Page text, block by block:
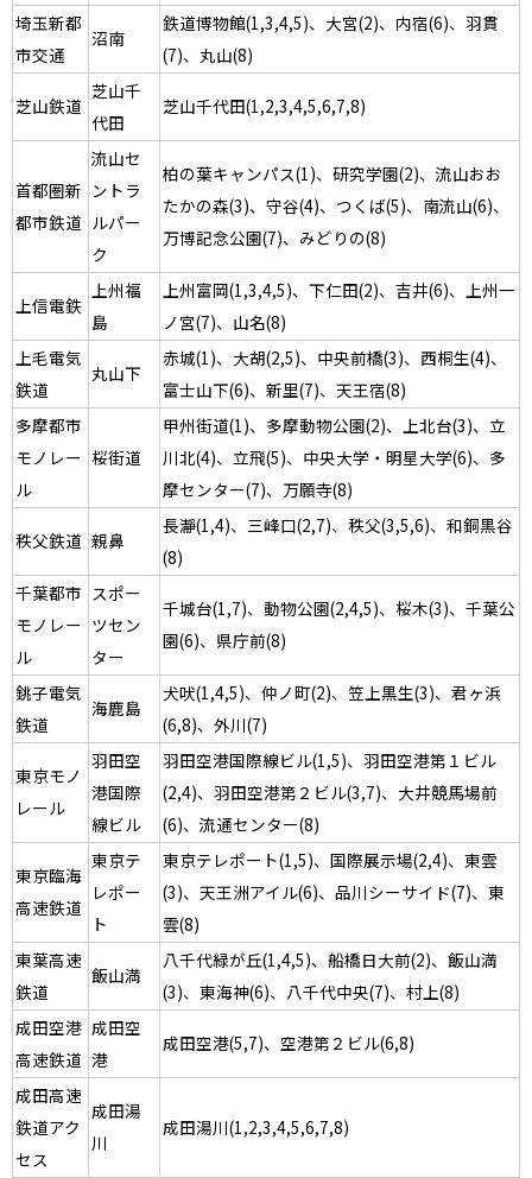
埼玉新都
市交通
沼南
鉄道博物館(1,3,4,5)、大宮(2)、内宿(6)、羽貫
(7)、丸山(8)
芝山鉄道
芝山千
代田
芝山千代田(1,2,3,4,5,6,7,8)
首都圏新
都市鉄道
流山セ
ントラ
ルパー
ク
柏の葉キャンパス(1)、研究学園(2)、流山おお
たかの森(3)、守谷(4)、つくば(5)、南流山(6)、
万博記念公園(7)、みどりの(8)
上信電鉄
上州福
島
上州富岡(1,3,4,5)、下仁田(2)、吉井(6)、上州一
ノ宮(7)、山名(8)
上毛電気
鉄道
丸山下
赤城(1)、大胡(2,5)、中央前橋(3)、西桐生(4)、
富士山下(6)、新里(7)、天王宿(8)
多摩都市
モノレー
ル
桜街道
甲州街道(1)、多摩動物公園(2)、上北台(3)、立
川北(4)、立飛(5)、中央大学・明星大学(6)、多
摩センター(7)、万願寺(8)
秩父鉄道 親鼻
長瀞(1,4)、三峰口(2,7)、秩父(3,5,6)、和銅黒谷
(8)
千葉都市
モノレー
ル
スポー
ツセン
ター
千城台(1,7)、動物公園(2,4,5)、桜木(3)、千葉公
園(6)、県庁前(8)
銚子電気
鉄道
海鹿島
犬吠(1,4,5)、仲ノ町(2)、笠上黒生(3)、君ヶ浜
(6,8)、外川(7)
東京モノ
レール
羽田空
港国際
線ビル
羽田空港国際線ビル(1,5)、羽田空港第１ビル
(2,4)、羽田空港第２ビル(3,7)、大井競馬場前
(6)、流通センター(8)
東京臨海
高速鉄道
東京テ
レポー
ト
東京テレポート(1,5)、国際展示場(2,4)、東雲
(3)、天王洲アイル(6)、品川シーサイド(7)、東
雲(8)
東葉高速
鉄道
飯山満
八千代緑が丘(1,4,5)、船橋日大前(2)、飯山満
(3)、東海神(6)、八千代中央(7)、村上(8)
成田空港
高速鉄道
成田空
港
成田空港(5,7)、空港第２ビル(6,8)
成田高速
鉄道アク
セス
成田湯
川
成田湯川(1,2,3,4,5,6,7,8)